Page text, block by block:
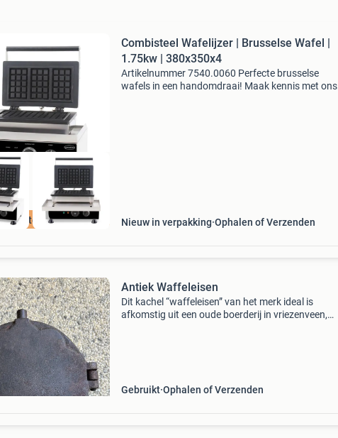
Laagste Prijs
Combisteel Wafelijzer | Brusselse Wafel |
1.75kw | 380x350x4
Artikelnummer 7540.0060 Perfecte brusselse
wafels in een handomdraai! Maak kennis met ons
Nieuw in verpakking Ophalen of Verzenden
Antiek Waffeleisen
Dit kachel “waffeleisen” van het merk ideal is
afkomstig uit een oude boerderij in vriezenveen,
Gebruikt Ophalen of Verzenden